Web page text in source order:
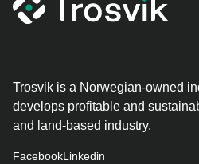
Trosvik is a Norwegian-owned
develops profitable and
and land-based industry.
FacebookLinkedin